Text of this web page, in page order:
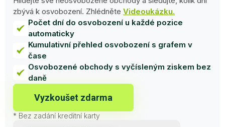
zbývá k osvobození. Zhlédněte Videoukázku.
Počet dní do osvobození u každé pozice
automaticky
Kumulativní přehled osvobození s grafem v
čase
Osvobozené obchody s vyčísleným ziskem bez
daně
Vyzkoušet zdarma
* Bez zadání kreditní karty